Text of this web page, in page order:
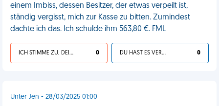
einem Imbiss, dessen Besitzer, der etwas verpeilt ist,
ständig vergisst, mich zur Kasse zu bitten. Zumindest
dachte ich das. Ich schulde ihm 563,80 €. FML
ICH STIMME ZU, DEIN LEBEN IST SCHEISSE 0 DU HAST ES VERDIENT 0
Unter Jen - 28/03/2025 01:00